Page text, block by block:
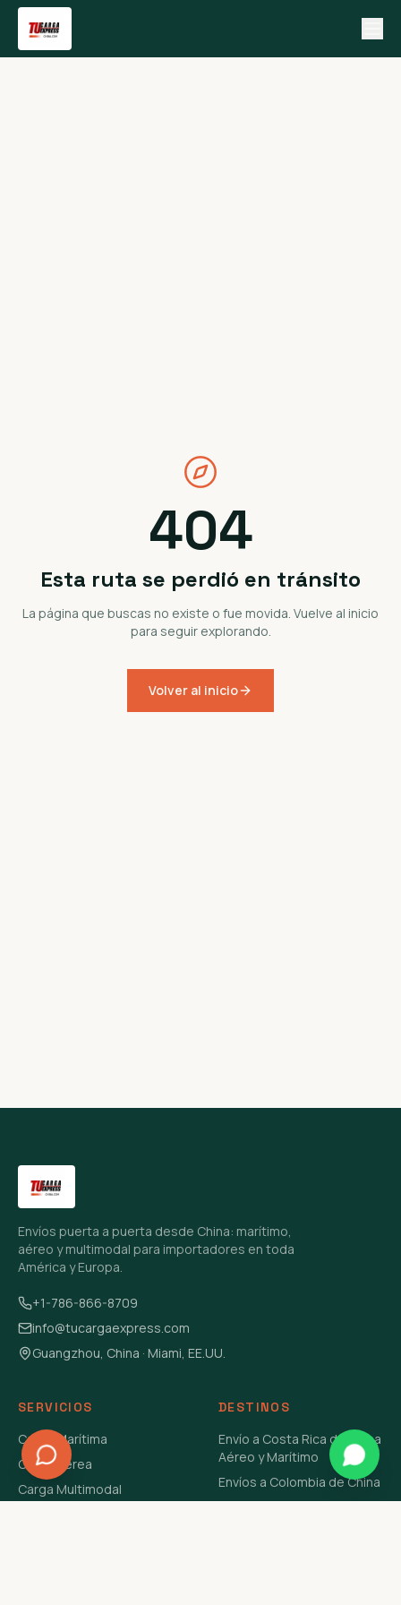
404
Esta ruta se perdió en tránsito
La página que buscas no existe o fue movida. Vuelve al inicio
para seguir explorando.
Volver al inicio
Envíos puerta a puerta desde China: marítimo,
aéreo y multimodal para importadores en toda
América y Europa.
+1-786-866-8709
info@tucargaexpress.com
Guangzhou, China · Miami, EE.UU.
SERVICIOS
Carga Marítima
Carga Aérea
Carga Multimodal
DESTINOS
Envío a Costa Rica de China
Aéreo y Marítimo
Envíos a Colombia de China